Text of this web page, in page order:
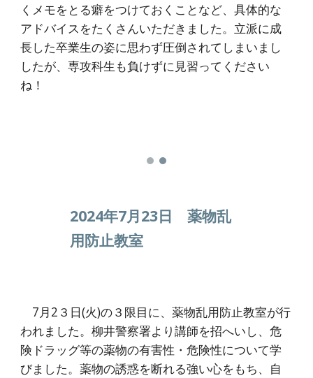
くメモをとる癖をつけておくことなど、具体的な
アドバイスをたくさんいただきました。立派に成
長した卒業生の姿に思わず圧倒されてしまいまし
したが、専攻科生も負けずに見習ってください
ね！
2024年7月23日 薬物乱
用防止教室
7月2３日(火)の３限目に、薬物乱用防止教室が行
われました。柳井警察署より講師を招へいし、危
険ドラッグ等の薬物の有害性・危険性について学
びました。薬物の誘惑を断れる強い心をもち、自